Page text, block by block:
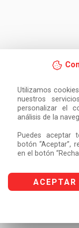
Utilizamos
nuestros
personalizar el
análisis de la
Puedes aceptar
botón “Aceptar”,
en el botón
ACEPTAR